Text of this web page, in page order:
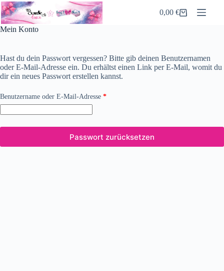
Zum
Inhalt
springen
Warenkorb
0,00€
Mein Konto
Hast du dein Passwort vergessen? Bitte gib deinen Benutzernamen
oder E-Mail-Adresse ein. Du erhältst einen Link per E-Mail, womit du
dir ein neues Passwort erstellen kannst.
Benutzername oder E-Mail-Adresse *Erforderlich
Passwort zurücksetzen